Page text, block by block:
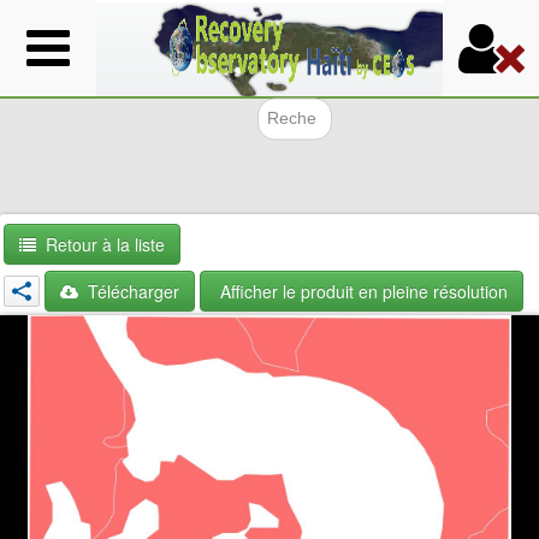
Aller
au
contenu
Retour à la liste
Télécharger
Afficher le produit en pleine résolution